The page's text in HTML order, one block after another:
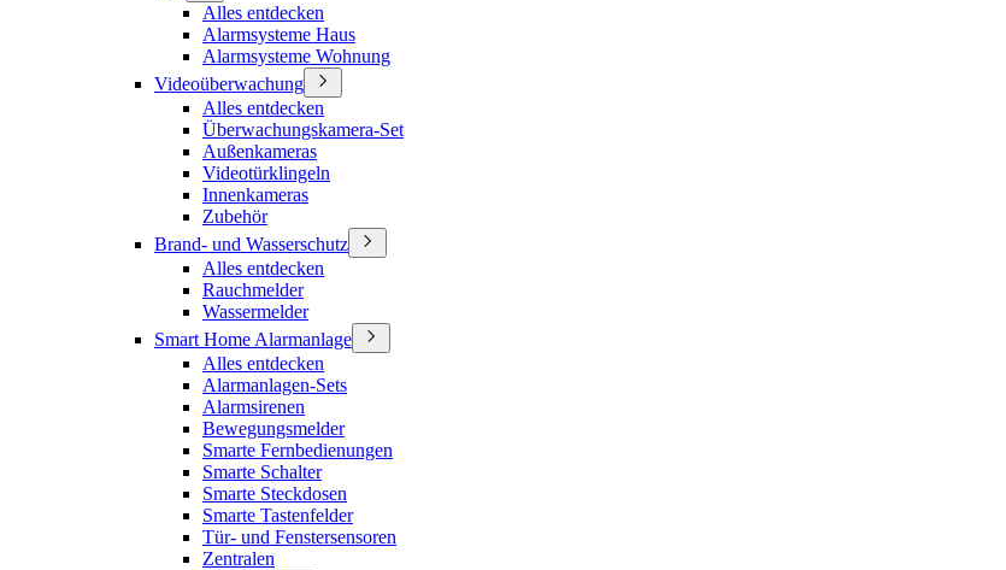
Alles entdecken
Alarmsysteme Haus
Alarmsysteme Wohnung
Videoüberwachung
Alles entdecken
Überwachungskamera-Set
Außenkameras
Videotürklingeln
Innenkameras
Zubehör
Brand- und Wasserschutz
Alles entdecken
Rauchmelder
Wassermelder
Smart Home Alarmanlage
Alles entdecken
Alarmanlagen-Sets
Alarmsirenen
Bewegungsmelder
Smarte Fernbedienungen
Smarte Schalter
Smarte Steckdosen
Smarte Tastenfelder
Tür- und Fenstersensoren
Zentralen